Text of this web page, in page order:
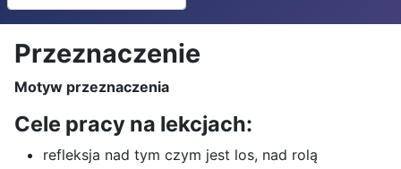
Przeznaczenie
Motyw przeznaczenia
Cele pracy na lekcjach:
refleksja nad tym czym jest los, nad rolą